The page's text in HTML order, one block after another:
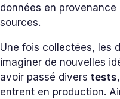
données en provenance
sources.
Une fois collectées, les
imaginer de nouvelles
avoir passé divers tests
entrent en production.